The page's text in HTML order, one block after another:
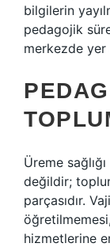
bilgilerin
pedagojik
merkezde yer
Üreme
değildir;
parçasıdır.
hizmetlerine